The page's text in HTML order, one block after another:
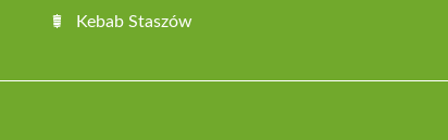
Kebab Staszów